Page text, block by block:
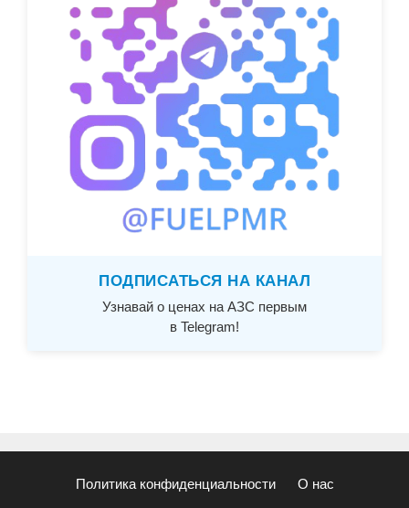
ПОДПИСАТЬСЯ НА КАНАЛ
Узнавай о ценах на АЗС первым
в Telegram!
Политика конфиденциальности О нас